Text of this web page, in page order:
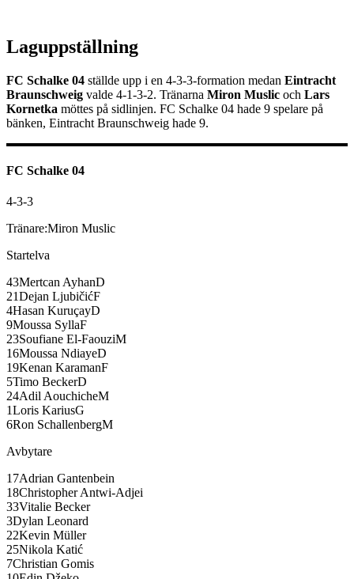
Laguppställning
FC Schalke 04 ställde upp i en 4-3-3-formation medan Eintracht
Braunschweig valde 4-1-3-2. Tränarna Miron Muslic och Lars
Kornetka möttes på sidlinjen. FC Schalke 04 hade 9 spelare på
bänken, Eintracht Braunschweig hade 9.
FC Schalke 04
4-3-3
Tränare:Miron Muslic
Startelva
43Mertcan AyhanD
21Dejan LjubičićF
4Hasan KuruçayD
9Moussa SyllaF
23Soufiane El-FaouziM
16Moussa NdiayeD
19Kenan KaramanF
5Timo BeckerD
24Adil AouchicheM
1Loris KariusG
6Ron SchallenbergM
Avbytare
17Adrian Gantenbein
18Christopher Antwi-Adjei
33Vitalie Becker
3Dylan Leonard
22Kevin Müller
25Nikola Katić
7Christian Gomis